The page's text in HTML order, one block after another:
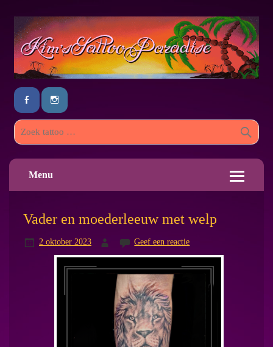
Menu
Vader en moederleeuw met welp
2 oktober 2023 Geef een reactie